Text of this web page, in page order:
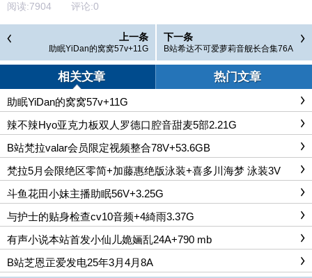
阅读:7904 评论:0
上一条
助眠YiDan的窝窝57v+11G
下一条
B站希达不可爱萝莉音舰长合集76A
相关文章 热门文章
助眠YiDan的窝窝57v+11G
辣不辣Hyo亚克力板双人罗德口腔音甜麦5部2.21G
B站梵拉valar会员限定视频整合78V+53.6GB
梵拉5月会限绝区零简+加藤惠绝版泳装+喜多川海梦 泳装3V
斗鱼花田小妹主播助眠56V+3.25G
与护士的贴身检查cv10音频+4綺雨3.37G
有声小说本站首发小仙儿姽婳乱24A+790 mb
B站芝恩㱏爱发电25年3月4月8A